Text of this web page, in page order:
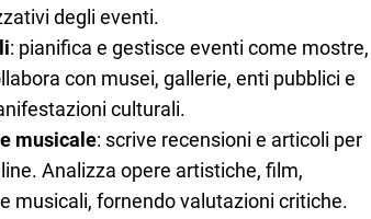
degli eventi.
: pianifica e gestisce eventi come mostre,
con musei, gallerie, enti pubblici e
culturali.
musicale: scrive recensioni e articoli per
Analizza opere artistiche, film,
musicali, fornendo valutazioni critiche.